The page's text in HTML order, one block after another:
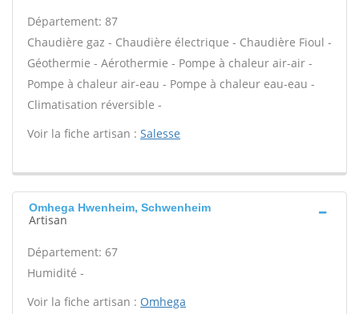
Département: 87
Chaudière gaz - Chaudière électrique - Chaudière Fioul -
Géothermie - Aérothermie - Pompe à chaleur air-air -
Pompe à chaleur air-eau - Pompe à chaleur eau-eau -
Climatisation réversible -
Voir la fiche artisan : Salesse
Omhega Hwenheim, Schwenheim
Artisan
Département: 67
Humidité -
Voir la fiche artisan : Omhega